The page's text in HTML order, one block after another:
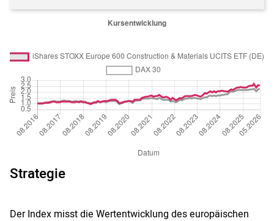
Strategie
Der Index misst die Wertentwicklung des europäischen